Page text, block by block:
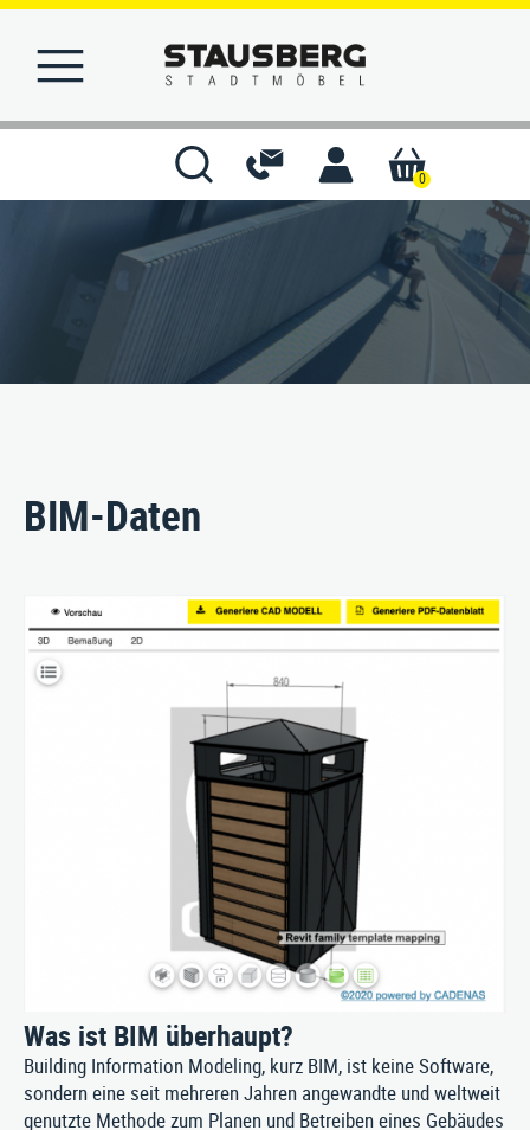
0
PRODUKTE
Stausberg Stadtmöbel GmbH
Kremszell 3, A-4531 Kematen an der Krems
Tel. +43/7258/5711|
E‑Mail:info@stausberg.at
Impressum|Datenschutz| AGB
BIM-Daten
Was ist BIM überhaupt?
Building Information Modeling, kurz BIM, ist keine Software,
sondern eine seit mehreren Jahren angewandte und weltweit
genutzte Methode zum Planen und Betreiben eines Gebäudes